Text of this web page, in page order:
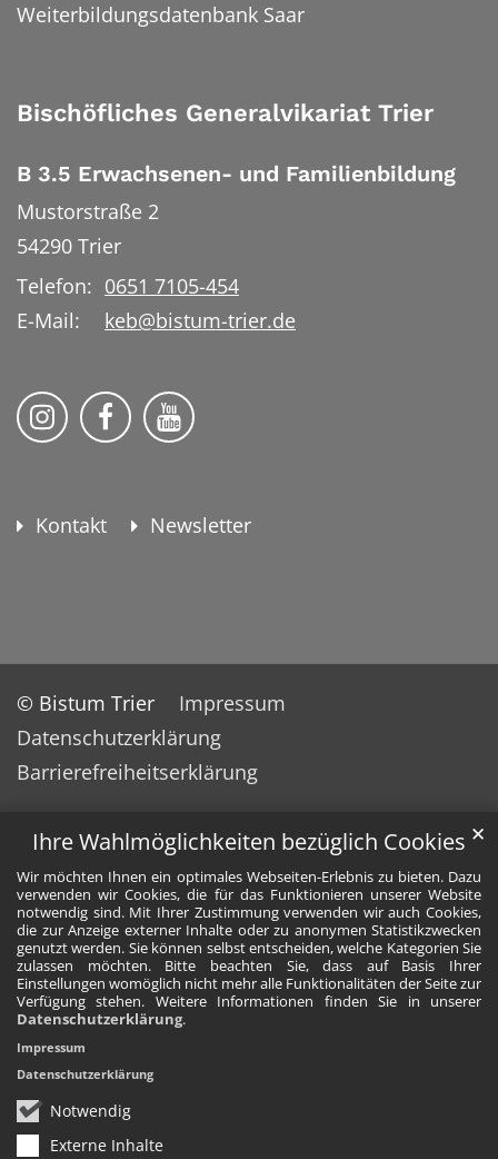
Ihre Wahlmöglichkeiten bezüglich Cookies
Wir möchten Ihnen ein optimales Webseiten-Erlebnis zu bieten. Dazu
verwenden wir Cookies, die für das Funktionieren unserer Website
notwendig sind. Mit Ihrer Zustimmung verwenden wir auch Cookies,
die zur Anzeige externer Inhalte oder zu anonymen Statistikzwecken
genutzt werden. Sie können selbst entscheiden, welche Kategorien Sie
zulassen möchten. Bitte beachten Sie, dass auf Basis Ihrer
Einstellungen womöglich nicht mehr alle Funktionalitäten der Seite zur
Verfügung stehen. Weitere Informationen finden Sie in unserer
Datenschutzerklärung.
Notwendig
Externe Inhalte
✕
Impressum
Datenschutzerklärung
Weiterbildungsdatenbank Saar
Bischöfliches Generalvikariat Trier
B 3.5 Erwachsenen- und Familienbildung
Mustorstraße 2
54290 Trier
Telefon: 0651 7105-454
E-Mail:
keb@bistum-trier.de
KEB Bildung Leben auf Instagram
KEB Bildung Leben auf Facebook
KEB Bildung Leben auf
Kontakt Newsletter
© Bistum Trier
Impressum
Datenschutzerklärung
Barrierefreiheitserklärung